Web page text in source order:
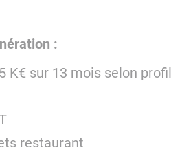
:
K€ sur 13 mois selon profil
restaurant